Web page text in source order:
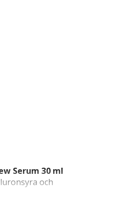
Serum 30 ml
och